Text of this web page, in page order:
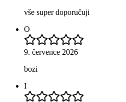
vše super doporučuji
O
9. července 2026
bozi
I